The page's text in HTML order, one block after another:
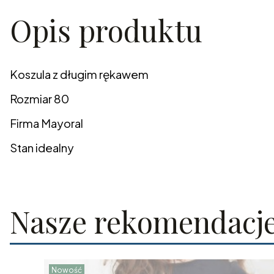
Opis produktu
Koszula z długim rękawem
Rozmiar 80
Firma Mayoral
Stan idealny
Nasze
Nowość